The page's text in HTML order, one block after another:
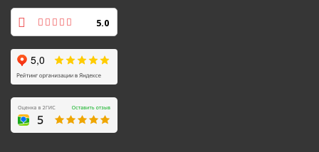
5.0